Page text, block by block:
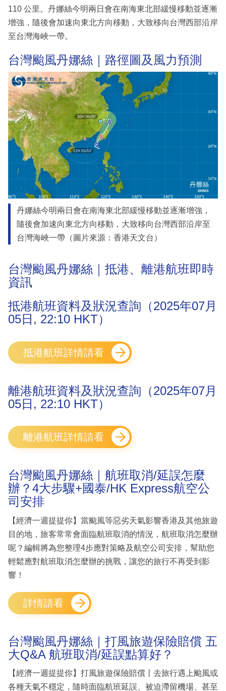
區
110 公里。丹娜絲今明兩日會在南海東北部緩慢移動並逐漸
增強，隨後會加速向東北方向移動，大致移向台灣西部沿岸
至台灣海峽一帶。
台灣颱風丹娜絲｜路徑圖及風力預測
丹娜絲今明兩日會在南海東北部緩慢移動並逐漸增強，
隨後會加速向東北方向移動，大致移向台灣西部沿岸至
台灣海峽一帶（圖片來源：香港天文台）
台灣颱風丹娜絲｜抵港、離港航班即時
資訊
抵港航班資料及狀況查詢（2025年07月
05日, 22:10 HKT）
抵港航班詳情請看
離港航班資料及狀況查詢（2025年07月
05日, 22:10 HKT）
離港航班詳情請看
台灣颱風丹娜絲｜航班取消/延誤怎麼
辦？4大步驟+國泰/HK Express航空公
司安排
【經濟一週提提你】當颱風等惡劣天氣影響香港及其他旅遊
目的地，旅客常常會面臨航班取消的情況，航班取消怎麼辦
呢？編輯將為您整理4步應對策略及航空公司安排，幫助您
輕鬆應對航班取消怎麼辦的挑戰，讓您的旅行不再受到影
響！
詳情請看
台灣颱風丹娜絲｜打風旅遊保險賠償 五
大Q&A 航班取消/延誤點算好？
【經濟一週提提你】打風旅遊保險賠償丨去旅行遇上颱風或
各種天氣不穩定，隨時面臨航班延誤、被迫滯留機場、甚至